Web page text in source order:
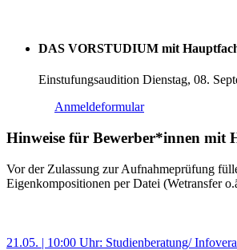
DAS VORSTUDIUM mit
Einstufungsaudition Dienstag, 08.
Anmeldeformular
Hinweise für Bewerber*innen mit
Vor der Zulassung zur Aufnahmeprüfung
Eigenkompositionen per Datei (Wetransfer
21.05. | 10:00 Uhr: Studienberatung/